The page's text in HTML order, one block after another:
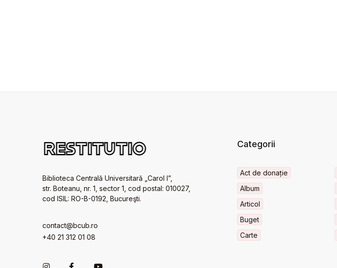
Biblioteca Centrală Universitară „Carol I”,
str. Boteanu, nr. 1, sector 1, cod postal: 010027,
cod ISIL: RO-B-0192, Bucureşti.
contact@bcub.ro
+40 21 312 01 08
Categorii
Act de donație
Album
Articol
Buget
Carte